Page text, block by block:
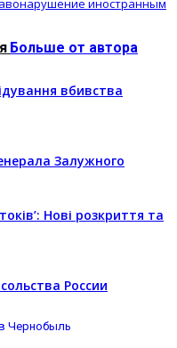
иностранным
Больше от автора
вбивства
Залужного
Нові розкриття та
России